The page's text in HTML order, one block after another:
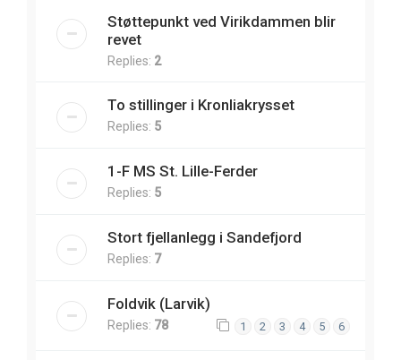
Støttepunkt ved Virikdammen blir
revet
Replies: 2
To stillinger i Kronliakrysset
Replies: 5
1-F MS St. Lille-Ferder
Replies: 5
Stort fjellanlegg i Sandefjord
Replies: 7
Foldvik (Larvik)
Replies: 78 1 2 3 4 5 6